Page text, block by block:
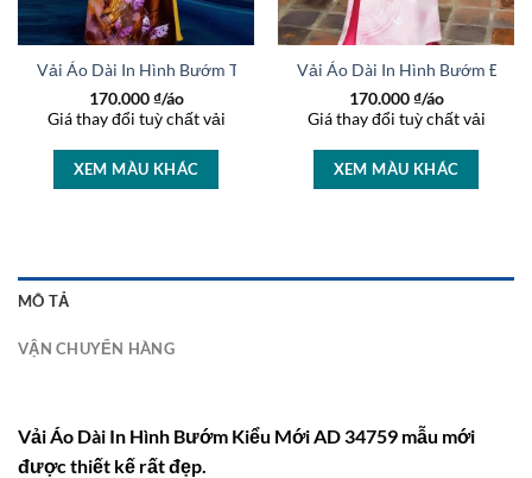
Vải Áo Dài In Hình Bướm Thu Hút AD 44220
170.000₫/áo
Giá thay đổi tuỳ chất vải
XEM MÀU KHÁC
Vải Áo Dài In Hình Bướm Độc
170.000₫/áo
Giá thay đổi tuỳ chất vải
XEM MÀU KHÁC
AD 45449
MÔ TẢ
VẬN CHUYỂN HÀNG
Vải Áo Dài In Hình Bướm Kiểu Mới AD 34759 mẫu mới
được thiết kế rất đẹp.